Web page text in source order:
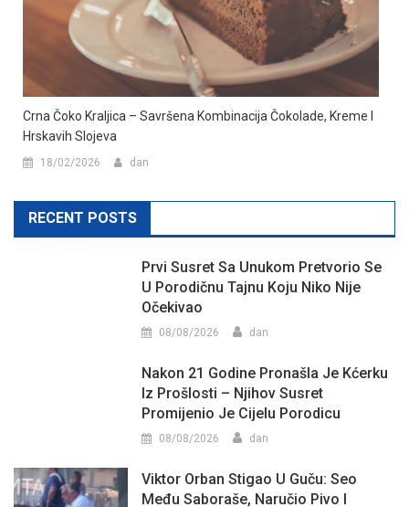
Crna Čoko Kraljica – Savršena Kombinacija Čokolade, Kreme I
Hrskavih Slojeva
18/02/2026 dan
RECENT POSTS
Prvi Susret Sa Unukom Pretvorio Se
U Porodičnu Tajnu Koju Niko Nije
Očekivao
08/08/2026 dan
Nakon 21 Godine Pronašla Je Kćerku
Iz Prošlosti – Njihov Susret
Promijenio Je Cijelu Porodicu
08/08/2026 dan
Viktor Orban Stigao U Guču: Seo
Među Saboraše, Naručio Pivo I